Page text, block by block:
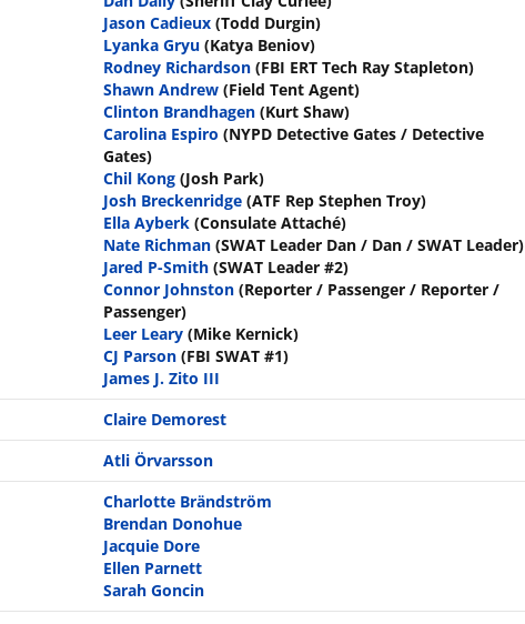
Jason Cadieux (Todd Durgin)
Lyanka Gryu (Katya Beniov)
Rodney Richardson (FBI ERT Tech Ray Stapleton)
Shawn Andrew (Field Tent Agent)
Clinton Brandhagen (Kurt Shaw)
Carolina Espiro (NYPD Detective Gates / Detective
Gates)
Chil Kong (Josh Park)
Josh Breckenridge (ATF Rep Stephen Troy)
Ella Ayberk (Consulate Attaché)
Nate Richman (SWAT Leader Dan / Dan / SWAT Leader)
Jared P-Smith (SWAT Leader #2)
Connor Johnston (Reporter / Passenger / Reporter /
Passenger)
Leer Leary (Mike Kernick)
CJ Parson (FBI SWAT #1)
James J. Zito III
Claire Demorest
Atli Örvarsson
Charlotte Brändström
Brendan Donohue
Jacquie Dore
Ellen Parnett
Sarah Goncin